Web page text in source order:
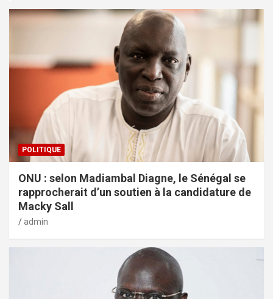
POLITIQUE
ONU : selon Madiambal Diagne, le Sénégal se
rapprocherait d’un soutien à la candidature de
Macky Sall
admin